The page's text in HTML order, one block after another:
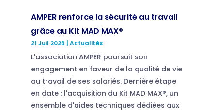
AMPER renforce la sécurité au travail
grâce au Kit MAD MAX®
21 Juil 2026 Actualités
L'association AMPER poursuit son
engagement en faveur de la qualité de vie
au travail de ses salariés. Dernière étape
en date : l'acquisition du Kit MAD MAX®, un
ensemble d'aides techniques dédiées aux